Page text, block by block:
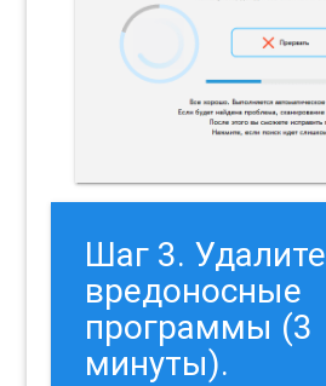
Шаг 3. Удалите
вредоносные
программы (3
минуты).